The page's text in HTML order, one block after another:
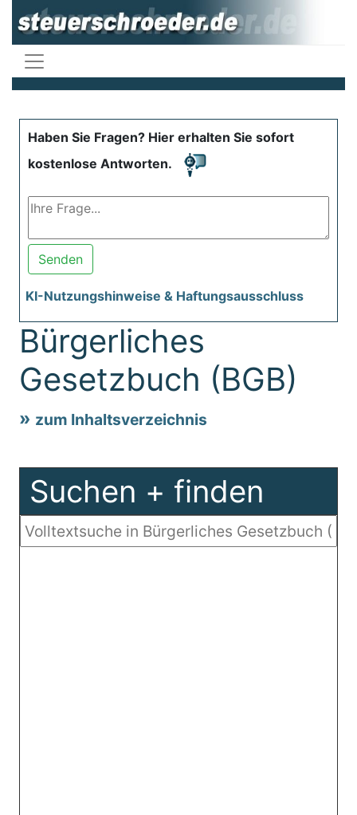
Haben Sie Fragen? Hier erhalten Sie sofort
kostenlose Antworten.
Senden
KI-Nutzungshinweise & Haftungsausschluss
Bürgerliches
Gesetzbuch (BGB)
zum Inhaltsverzeichnis
Suchen + finden